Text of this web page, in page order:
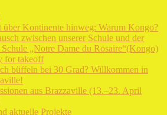
über Kontinente hinweg: Warum Kongo?
zwischen unserer Schule und der
„Notre Dame du Rosaire“(Kongo)
for takeoff
büffeln bei 30 Grad? Willkommen in
aus Brazzaville (13.–23. April
aktuelle Projekte